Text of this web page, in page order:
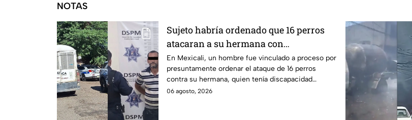
NOTAS
Sujeto habría ordenado que 16 perros
atacaran a su hermana con
discapacidad en Mexicali, BC
En Mexicali, un hombre fue vinculado a proceso por
presuntamente ordenar el ataque de 16 perros
contra su hermana, quien tenía discapacidad
auditiva.
06 agosto, 2026